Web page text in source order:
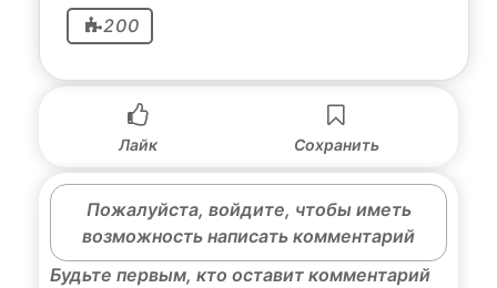
200
Лайк Сохранить
Пожалуйста, войдите, чтобы иметь
возможность написать комментарий
Будьте первым, кто оставит комментарий